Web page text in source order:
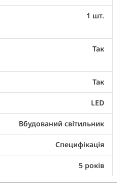
1 шт.
Так
Так
LED
Вбудований світильник
Специфікація
5 років